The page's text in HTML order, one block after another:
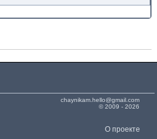
chaynikam.hello@gmail.com
© 2009 - 2026
О проекте